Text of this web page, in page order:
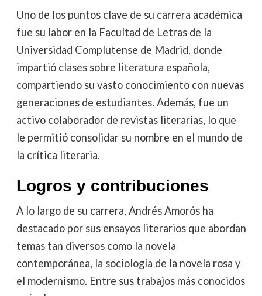
Uno de los puntos clave de su carrera académica
fue su labor en la Facultad de Letras de la
Universidad Complutense de Madrid, donde
impartió clases sobre literatura española,
compartiendo su vasto conocimiento con nuevas
generaciones de estudiantes. Además, fue un
activo colaborador de revistas literarias, lo que
le permitió consolidar su nombre en el mundo de
la crítica literaria.
Logros y contribuciones
A lo largo de su carrera, Andrés Amorós ha
destacado por sus ensayos literarios que abordan
temas tan diversos como la novela
contemporánea, la sociología de la novela rosa y
el modernismo. Entre sus trabajos más conocidos